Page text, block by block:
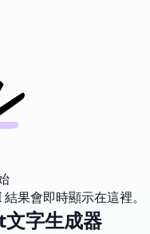
果會即時顯示在這裡。
字生成器